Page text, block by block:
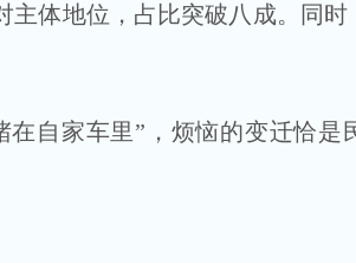
体地位，占比突破八成。同时
自家车里”，烦恼的变迁恰是